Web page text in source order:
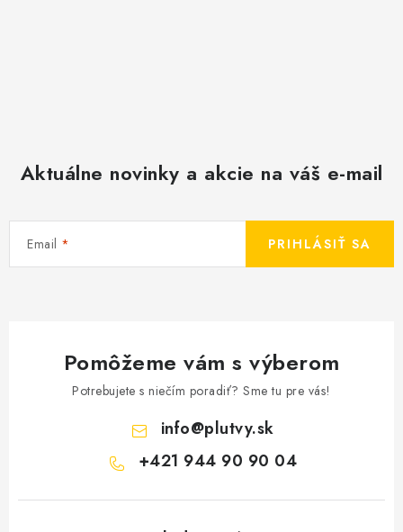
Aktuálne novinky a akcie na váš e-mail
Email PRIHLÁSIŤ SA
Pomôžeme vám s výberom
Potrebujete s niečím poradiť? Sme tu pre vás!
info@plutvy.sk
+421 944 90 90 04